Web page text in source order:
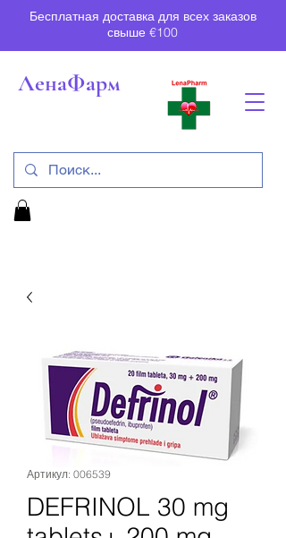
Бесплатная доставка для всех заказов
свыше €100
ЛенаФарм
Артикул: 006539
DEFRINOL 30 mg